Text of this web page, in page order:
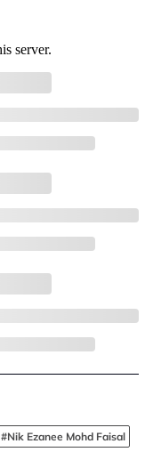
#Nik Ezanee Mohd Faisal